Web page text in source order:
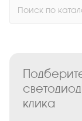
клика